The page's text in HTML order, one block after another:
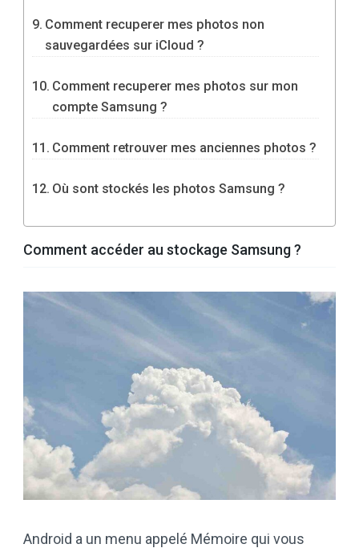
Comment recuperer mes photos non
sauvegardées sur iCloud ?
Comment recuperer mes photos sur mon
compte Samsung ?
Comment retrouver mes anciennes photos ?
Où sont stockés les photos Samsung ?
Comment accéder au stockage Samsung ?
Android a un menu appelé Mémoire qui vous